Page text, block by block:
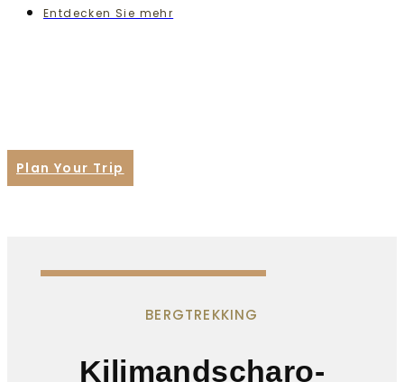
Entdecken Sie mehr
Plan Your Trip
BERGTREKKING
Kilimandscharo-